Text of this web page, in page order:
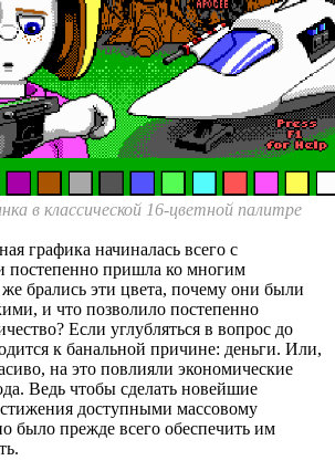
в классической 16-цветной палитре
графика начиналась всего с
постепенно пришла ко многим
брались эти цвета, почему они были
и что позволило постепенно
Если углубляться в вопрос до
к банальной причине: деньги. Или,
на это повлияли экономические
Ведь чтобы сделать новейшие
доступными массовому
было прежде всего обеспечить им